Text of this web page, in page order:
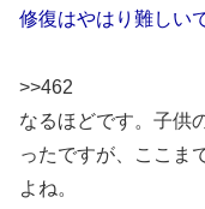
修復はやはり難しい
>>462
なるほどです。子供
ったですが、ここま
よね。